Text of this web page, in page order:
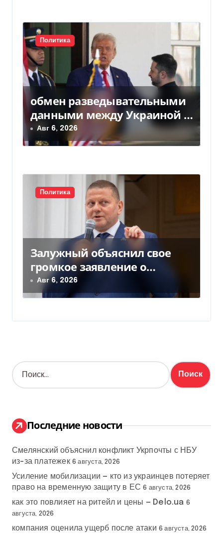
я
мПолитика
обмен разведывательными
данными между Украиной и
США значительно вырос, —
Politico
Авг 6, 2026
Политика
Залужный объяснил свое
громкое заявление о
вступлении Украины в НАТО
Авг 6, 2026
Н
а
:
Последние новости
Смелянский объяснил конфликт Укрпочты с НБУ
из-за платежек 6 августа, 2026
Усиление мобилизации — кто из украинцев потеряет
право на временную защиту в ЕС 6 августа, 2026
как это повлияет на ритейл и цены — Delo.ua 6
августа, 2026
компания оценила ущерб после атаки 6 августа, 2026